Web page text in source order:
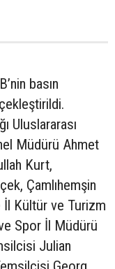
basın
Uluslararası
Müdürü Ahmet
Kurt,
Çamlıhemşin
İl Kültür ve Turizm
Spor İl Müdürü
Julian